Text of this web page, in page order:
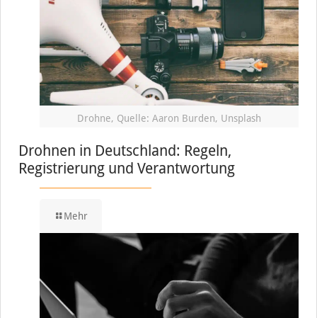
Drohne, Quelle: Aaron Burden, Unsplash
Drohnen in Deutschland: Regeln,
Registrierung und Verantwortung
Mehr